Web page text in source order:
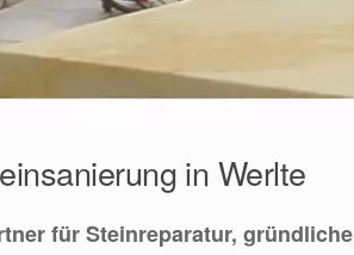
in Werlte
für Steinreparatur, gründliche